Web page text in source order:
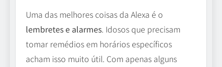
Uma das melhores coisas da Alexa é o
lembretes e alarmes. Idosos que precisam
tomar remédios em horários específicos
acham isso muito útil. Com apenas alguns